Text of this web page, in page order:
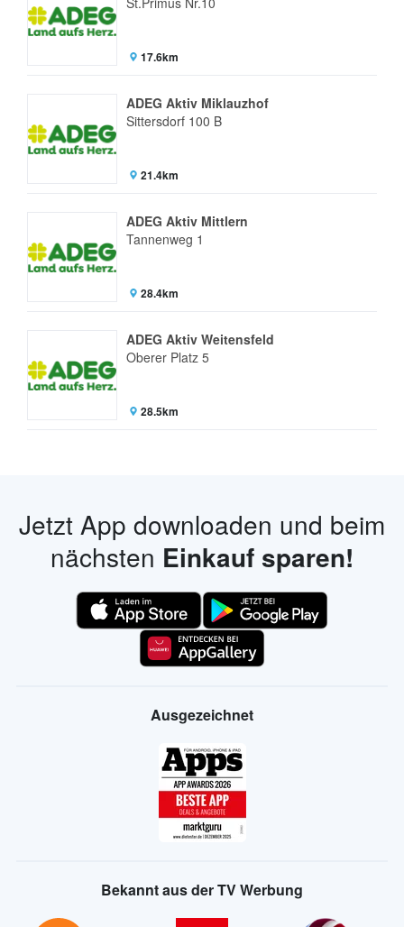
17.6km
ADEG Aktiv Miklauzhof
Sittersdorf 100 B
21.4km
ADEG Aktiv Mittlern
Tannenweg 1
28.4km
ADEG Aktiv Weitensfeld
Oberer Platz 5
28.5km
Jetzt App downloaden und beim
nächsten Einkauf sparen!
Ausgezeichnet
Bekannt aus der TV Werbung